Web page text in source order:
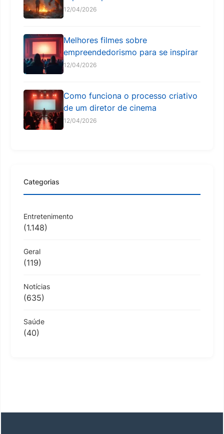
12/04/2026
Melhores filmes sobre
empreendedorismo para se inspirar
12/04/2026
Como funciona o processo criativo
de um diretor de cinema
12/04/2026
Categorias
Entretenimento
(1.148)
Geral
(119)
Notícias
(635)
Saúde
(40)